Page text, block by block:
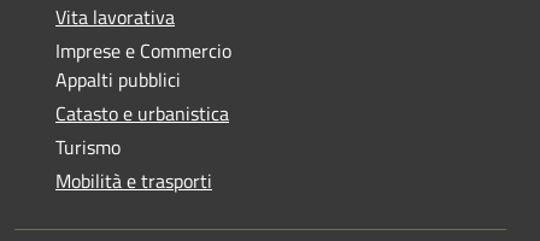
Vita lavorativa
Imprese e Commercio
Appalti pubblici
Catasto e urbanistica
Turismo
Mobilità e trasporti